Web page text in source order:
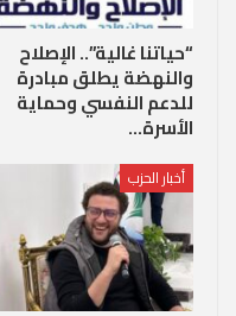
“حياتنا غالية”.. الإصلاح
والنهضة يطلق مبادرة
للدعم النفسي وحماية
الأسرة…
أخبار الحزب